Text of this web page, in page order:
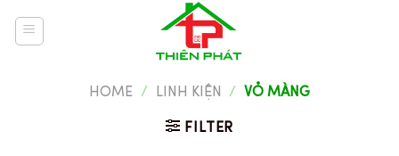
HOME / LINH KIỆN / VỎ MÀNG
FILTER